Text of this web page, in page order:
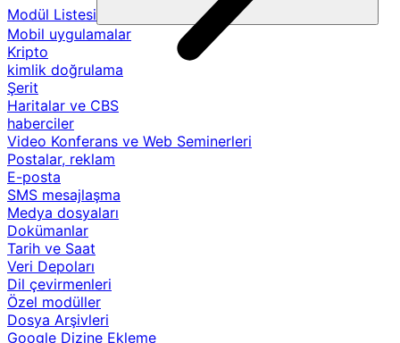
Modül Listesi
Mobil uygulamalar
Kripto
kimlik doğrulama
Şerit
Haritalar ve CBS
haberciler
Video Konferans ve Web Seminerleri
Postalar, reklam
E-posta
SMS mesajlaşma
Medya dosyaları
Dokümanlar
Tarih ve Saat
Veri Depoları
Dil çevirmenleri
Özel modüller
Dosya Arşivleri
Google Dizine Ekleme